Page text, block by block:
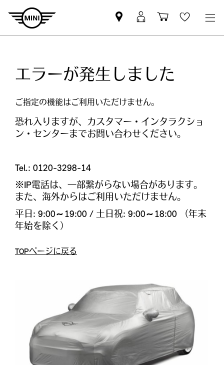
Mini
dealer
MyMini
login
Shopping
cart
Wishlist
エラーが発生しました
ご指定の機能はご利用いただけません。​
恐れ入りますが、カスタマー・インタラクショ
ン・センターまでお問い合わせください。
Tel.: 0120-3298-14
※IP電話は、一部繋がらない場合があります。
また、海外からはご利用いただけません。
平日: 9:00～19:00 / 土日祝: 9:00～18:00 （年末
年始を除く）
TOPページに戻る